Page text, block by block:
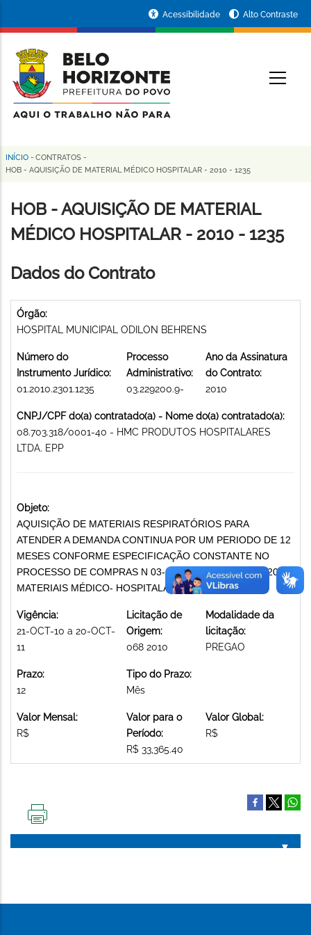
conteúdo
principal
da
Prefeitura
de
Horizonte
Acessibilidade Alto Contraste
Trilha
navegação
INÍCIO - CONTRATOS -
HOB - AQUISIÇÃO DE MATERIAL MÉDICO HOSPITALAR - 2010 - 1235
HOB - AQUISIÇÃO DE MATERIAL
MÉDICO HOSPITALAR - 2010 - 1235
Dados do Contrato
Órgão:
HOSPITAL MUNICIPAL ODILON BEHRENS
Número do
Instrumento Jurídico:
01.2010.2301.1235
Processo
Administrativo:
03.229200.9-
Ano da Assinatura
do Contrato:
2010
CNPJ/CPF do(a) contratado(a) - Nome do(a) contratado(a):
08.703.318/0001-40 - HMC PRODUTOS HOSPITALARES
LTDA. EPP
Objeto:
AQUISIÇÃO DE MATERIAIS RESPIRATÓRIOS PARA
ATENDER A DEMANDA CONTINUA POR UM PERIODO DE 12
MESES CONFORME ESPECIFICAÇÃO CONSTANTE NO
PROCESSO DE COMPRAS N 03-229/2009 PREGÃO 68/2010.
MATERIAIS MÉDICO- HOSPITALARES EM GERAL
Vigência:
21-OCT-10 a 20-OCT-
11
Licitação de
Origem:
068 2010
Modalidade da
licitação:
PREGAO
Prazo:
12
Tipo do Prazo:
Mês
Valor Mensal:
R$
Valor para o
Período:
R$ 33,365.40
Valor Global:
R$
PÁGINA